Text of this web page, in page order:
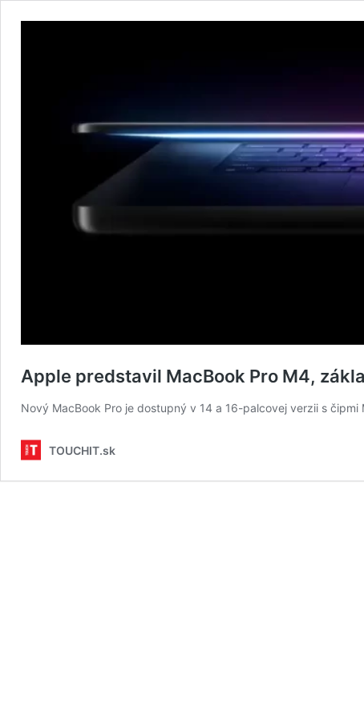
Apple predstavil MacBook Pro M4,
Nový MacBook Pro je dostupný v 14 a 16-palcovej verzii s
TOUCHIT.sk